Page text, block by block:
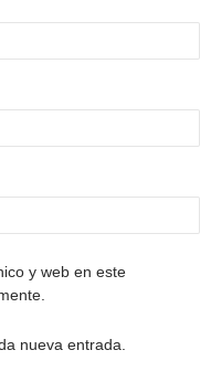
y web en este
nueva entrada.